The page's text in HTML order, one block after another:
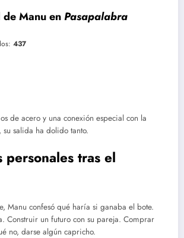
Manu enPasapalabra
437
de acero y una conexión especial con la
su salida ha dolido tanto.
personales tras el
Manu confesó qué haría si ganaba el bote.
Construir un futuro con su pareja. Comprar
no, darse algún capricho.